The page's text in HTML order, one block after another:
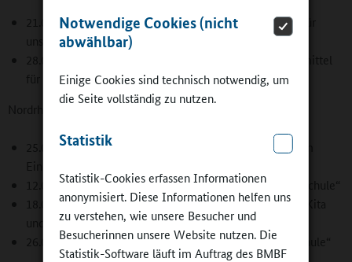
Notwendige Cookies (nicht
abwählbar)
Einige Cookies sind technisch notwendig, um
die Seite vollständig zu nutzen.
Statistik
Statistik-Cookies erfassen Informationen
anonymisiert. Diese Informationen helfen uns
zu verstehen, wie unsere Besucher und
Besucherinnen unsere Website nutzen. Die
Statistik-Software läuft im Auftrag des BMBF
21.02.2019 „Ökologisch und vegetarisch kochen – gut für
unsere Kinder und das Klima“
28.02.2019 „Kaffee und Co - Bio und fair Trade Lebensmittel
für die Pausenverpflegung“
Nordrhein-Westfalen
25.02.2019 Coesfeld „Verpflegung und Nachhaltigkeit im
Einklang – So funktioniert Bio in Kita und Schule“
12.03.2019 Hilchenbach „Nachhaltig essen in Kita und Schule“
18.03.2019 Hagen „Bio kann jeder: Nachhaltig essen in Kita
und Schule“
26.03.2019 Ascheberg „Nachhaltig essen in Kita und Schule“